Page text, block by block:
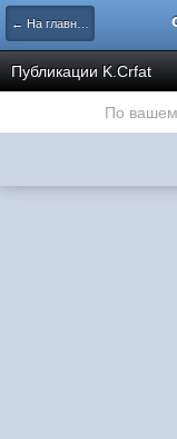
← На главную
Публикации K.Crfat
По